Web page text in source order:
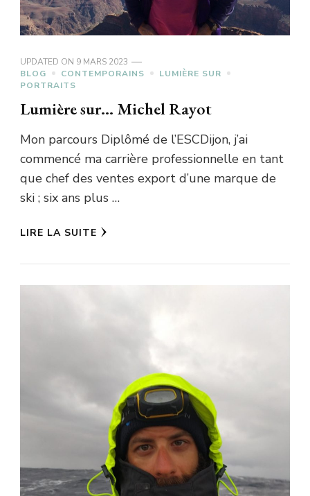
UPDATED ON 9 MARS 2023
BLOG
CONTEMPORAINS
LUMIÈRE SUR
PORTRAITS
Lumière sur… Michel Rayot
Mon parcours Diplômé de l’ESCDijon, j’ai
commencé ma carrière professionnelle en tant
que chef des ventes export d’une marque de
ski ; six ans plus …
LIRE LA SUITE